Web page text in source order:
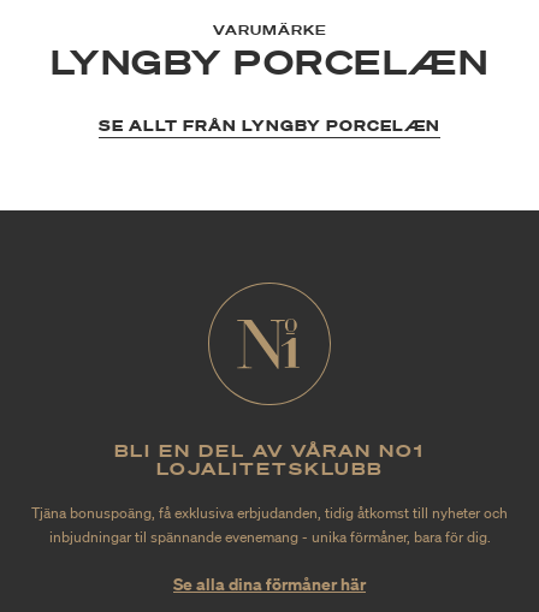
VARUMÄRKE
LYNGBY PORCELÆN
SE ALLT FRÅN LYNGBY PORCELÆN
BLI EN DEL AV VÅRAN NO1
LOJALITETSKLUBB
Tjäna bonuspoäng, få exklusiva erbjudanden, tidig åtkomst till nyheter och
inbjudningar til spännande evenemang - unika förmåner, bara för dig.
Se alla dina förmåner här